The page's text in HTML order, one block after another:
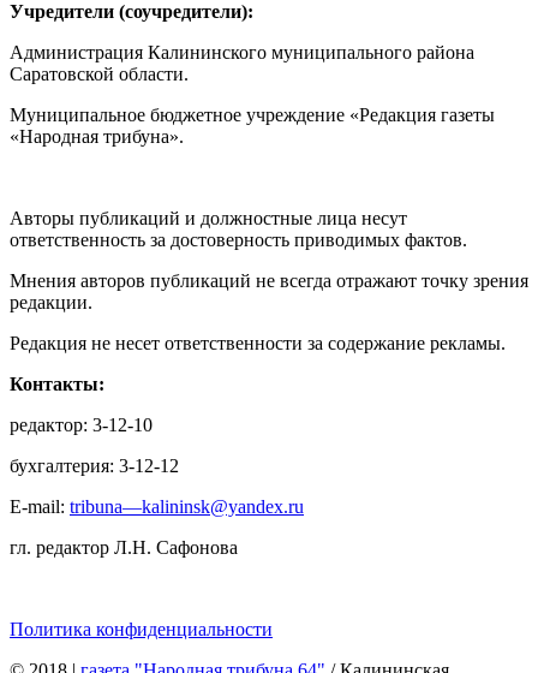
Учредители (соучредители):
Администрация Калининского муниципального района
Саратовской области.
Муниципальное бюджетное учреждение «Редакция газеты
«Народная трибуна».
Авторы публикаций и должностные лица несут
ответственность за достоверность приводимых фактов.
Мнения авторов публикаций не всегда отражают точку зрения
редакции.
Редакция не несет ответственности за содержание рекламы.
Контакты:
редактор: 3-12-10
бухгалтерия: 3-12-12
E-mail: tribuna—kalininsk@yandex.ru
гл. редактор Л.Н. Сафонова
Политика конфиденциальности